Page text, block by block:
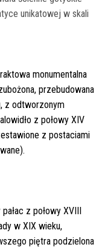
unikatowej w skali
monumentalna
przebudowana
z odtworzonym
z połowy XIV
z postaciami
z połowy XVIII
w XIX wieku,
piętra podzielona